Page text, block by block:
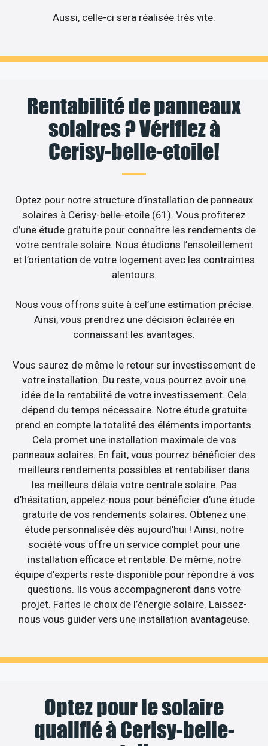
Aussi, celle-ci sera réalisée très vite.
Rentabilité de panneaux
solaires ? Vérifiez à
Cerisy-belle-etoile!
Optez pour notre structure d’installation de panneaux
solaires à Cerisy-belle-etoile (61). Vous profiterez
d’une étude gratuite pour connaître les rendements de
votre centrale solaire. Nous étudions l’ensoleillement
et l’orientation de votre logement avec les contraintes
alentours.
Nous vous offrons suite à cel’une estimation précise.
Ainsi, vous prendrez une décision éclairée en
connaissant les avantages.
Vous saurez de même le retour sur investissement de
votre installation. Du reste, vous pourrez avoir une
idée de la rentabilité de votre investissement. Cela
dépend du temps nécessaire. Notre étude gratuite
prend en compte la totalité des éléments importants.
Cela promet une installation maximale de vos
panneaux solaires. En fait, vous pourrez bénéficier des
meilleurs rendements possibles et rentabiliser dans
les meilleurs délais votre centrale solaire. Pas
d’hésitation, appelez-nous pour bénéficier d’une étude
gratuite de vos rendements solaires. Obtenez une
étude personnalisée dès aujourd’hui ! Ainsi, notre
société vous offre un service complet pour une
installation efficace et rentable. De même, notre
équipe d’experts reste disponible pour répondre à vos
questions. Ils vous accompagneront dans votre
projet. Faites le choix de l’énergie solaire. Laissez-
nous vous guider vers une installation avantageuse.
Optez pour le solaire
qualifié à Cerisy-belle-